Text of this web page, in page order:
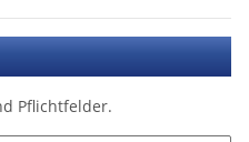
Pflichtfelder.